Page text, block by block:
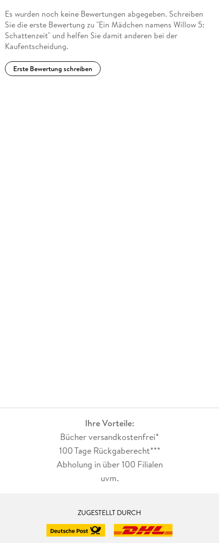
Es wurden noch keine Bewertungen abgegeben. Schreiben
Sie die erste Bewertung zu "Ein Mädchen namens Willow 5:
Schattenzeit" und helfen Sie damit anderen bei der
Kaufentscheidung.
Erste Bewertung schreiben
Ihre Vorteile:
Bücher versandkostenfrei*
100 Tage Rückgaberecht***
Abholung in über 100 Filialen
uvm.
ZUGESTELLT DURCH